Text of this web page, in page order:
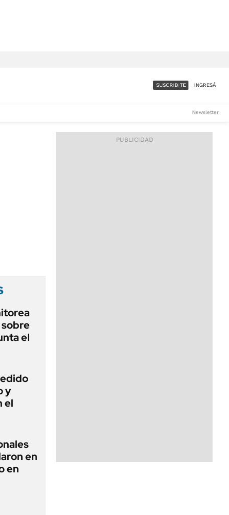
ACCESO FULL - $1.800/MES
SUSCRIBITE INGRESÁ
Newsletter
el
y
el
en
en